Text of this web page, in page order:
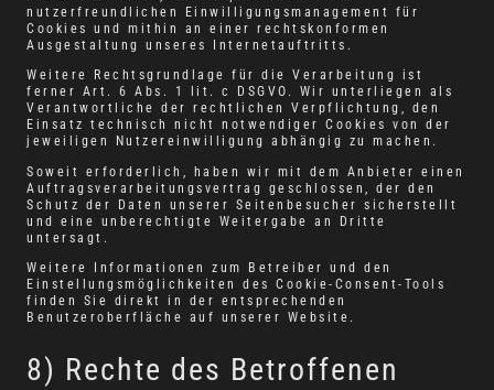
nutzerfreundlichen Einwilligungsmanagement für
Cookies und mithin an einer rechtskonformen
Ausgestaltung unseres Internetauftritts.
Weitere Rechtsgrundlage für die Verarbeitung ist
ferner Art. 6 Abs. 1 lit. c DSGVO. Wir unterliegen als
Verantwortliche der rechtlichen Verpflichtung, den
Einsatz technisch nicht notwendiger Cookies von der
jeweiligen Nutzereinwilligung abhängig zu machen.
Soweit erforderlich, haben wir mit dem Anbieter einen
Auftragsverarbeitungsvertrag geschlossen, der den
Schutz der Daten unserer Seitenbesucher sicherstellt
und eine unberechtigte Weitergabe an Dritte
untersagt.
Weitere Informationen zum Betreiber und den
Einstellungsmöglichkeiten des Cookie-Consent-Tools
finden Sie direkt in der entsprechenden
Benutzeroberfläche auf unserer Website.
8) Rechte des Betroffenen